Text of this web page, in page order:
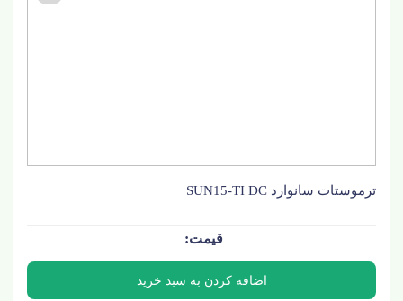
ترموستات سانوارد SUN15-TI DC